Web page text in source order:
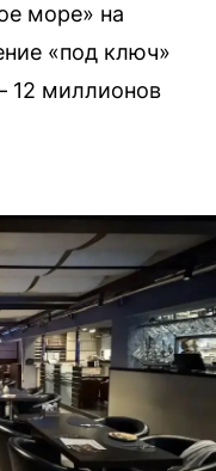
море» на
«под ключ»
12 миллионов